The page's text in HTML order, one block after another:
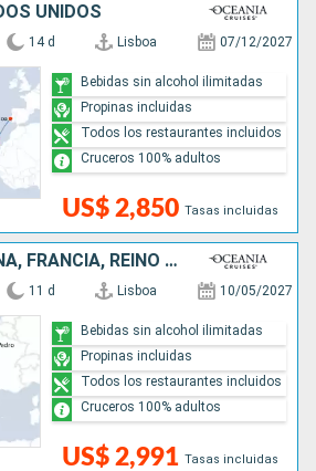
UNIDOS
14 d Lisboa 07/12/2027
US$ 2,850 Tasas incluidas
Bebidas sin alcohol ilimitadas
Propinas incluidas
Todos los restaurantes incluidos
Cruceros 100% adultos
PORTUGAL, ESPAÑA, FRANCIA, REINO UNIDO
11 d Lisboa 10/05/2027
US$ 2,991 Tasas incluidas
Bebidas sin alcohol ilimitadas
Propinas incluidas
Todos los restaurantes incluidos
Cruceros 100% adultos